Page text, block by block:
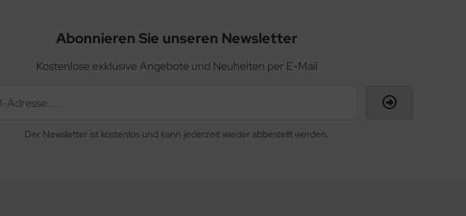
Abonnieren Sie unseren Newsletter
Kostenlose exklusive Angebote und Neuheiten per E-Mail
Der Newsletter ist kostenlos und kann jederzeit wieder abbestellt werden.